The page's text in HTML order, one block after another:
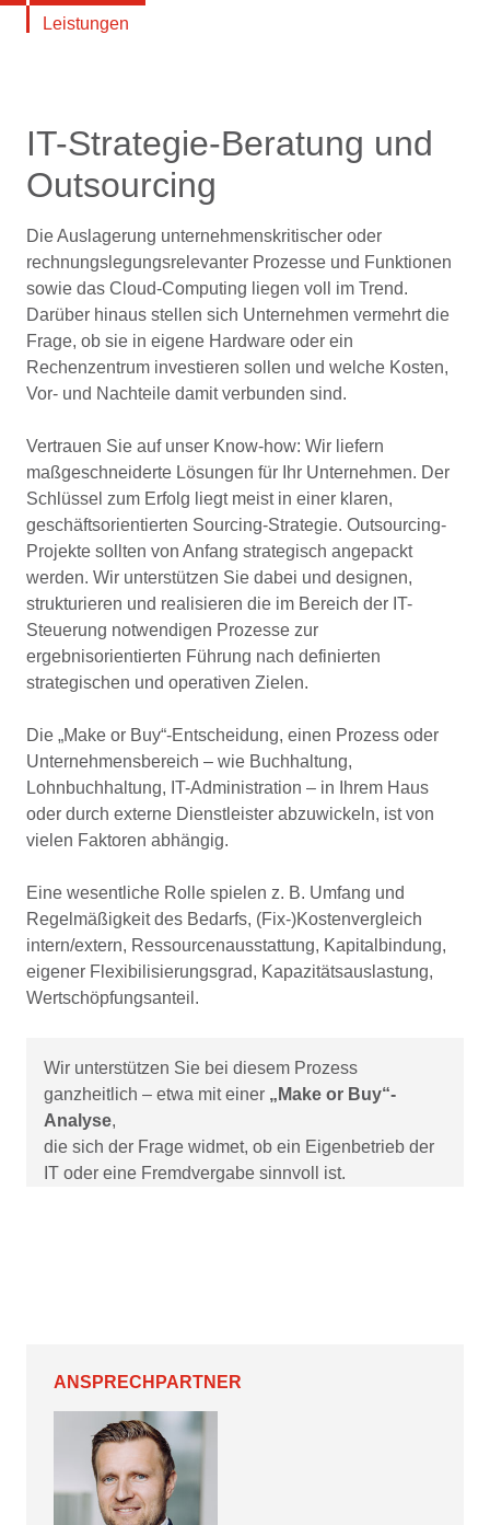
Leistungen
IT-Strategie-Beratung und
Outsourcing
Die Auslagerung unternehmenskritischer oder
rechnungslegungsrelevanter Prozesse und Funktionen
sowie das Cloud-Computing liegen voll im Trend.
Darüber hinaus stellen sich Unternehmen vermehrt die
Frage, ob sie in eigene Hardware oder ein
Rechenzentrum investieren sollen und welche Kosten,
Vor- und Nachteile damit verbunden sind.
Vertrauen Sie auf unser Know-how: Wir liefern
maßgeschneiderte Lösungen für Ihr Unternehmen. Der
Schlüssel zum Erfolg liegt meist in einer klaren,
geschäftsorientierten Sourcing-Strategie. Outsourcing-
Projekte sollten von Anfang strategisch angepackt
werden. Wir unterstützen Sie dabei und designen,
strukturieren und realisieren die im Bereich der IT-
Steuerung notwendigen Prozesse zur
ergebnisorientierten Führung nach definierten
strategischen und operativen Zielen.
Die „Make or Buy“-Entscheidung, einen Prozess oder
Unternehmensbereich – wie Buchhaltung,
Lohnbuchhaltung, IT-Administration – in Ihrem Haus
oder durch externe Dienstleister abzuwickeln, ist von
vielen Faktoren abhängig.
Eine wesentliche Rolle spielen z. B. Umfang und
Regelmäßigkeit des Bedarfs, (Fix-)Kostenvergleich
intern/extern, Ressourcenausstattung, Kapitalbindung,
eigener Flexibilisierungsgrad, Kapazitätsauslastung,
Wertschöpfungsanteil.
Wir unterstützen Sie bei diesem Prozess
ganzheitlich – etwa mit einer „Make or Buy“-
Analyse,
die sich der Frage widmet, ob ein Eigenbetrieb der
IT oder eine Fremdvergabe sinnvoll ist.
ANSPRECHPARTNER